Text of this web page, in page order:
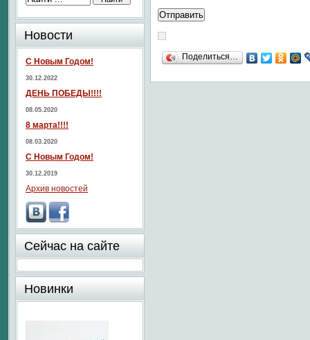
Поделиться…
Новости
С Новым Годом!
30.12.2022
ДЕНЬ ПОБЕДЫ!!!!
08.05.2020
8 марта!!!!
08.03.2020
С Новым Годом!
30.12.2019
Архив новостей
Сейчас на сайте
Новинки